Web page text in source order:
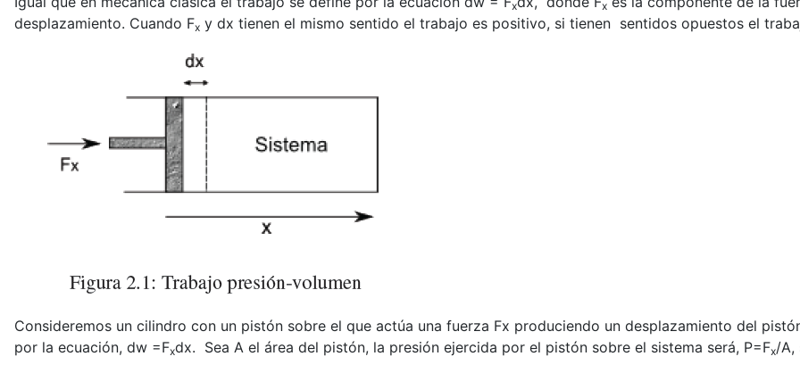
x x
desplazamiento. Cuando Fx y dx tienen el mismo sentido el trabajo es positivo, si tienen sentidos opuestos el
Consideremos un cilindro con un pistón sobre el que actúa una fuerza Fx produciendo un desplazamiento del
por la ecuación, dw =Fxdx. Sea A el área del pistón, la presión ejercida por el pistón sobre el sistema será, P=Fx/A,